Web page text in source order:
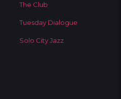
The Club
Tuesday Dialogue
Solo City Jazz